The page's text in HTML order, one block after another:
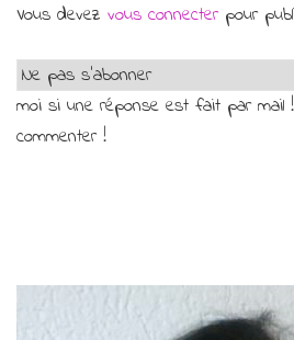
Vous devez vous connecterpour
moi si une réponse est fait par mail !
commenter !